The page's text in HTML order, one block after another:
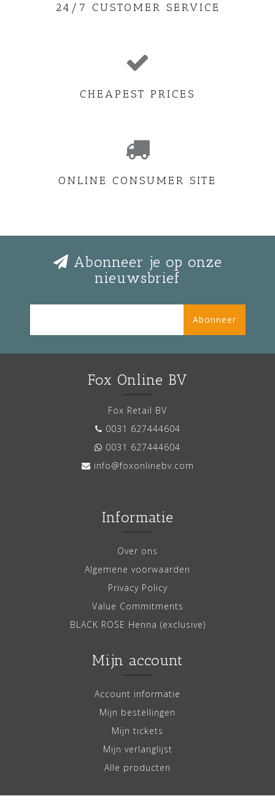
24/7 CUSTOMER SERVICE
CHEAPEST PRICES
ONLINE CONSUMER SITE
Abonneer je op onze
nieuwsbrief
Abonneer
Fox Online BV
Fox Retail BV
0031 627444604
0031 627444604
info@foxonlinebv.com
Informatie
Over ons
Algemene voorwaarden
Privacy Policy
Value Commitments
BLACK ROSE Henna (exclusive)
Mijn account
Account informatie
Mijn bestellingen
Mijn tickets
Mijn verlanglijst
Alle producten